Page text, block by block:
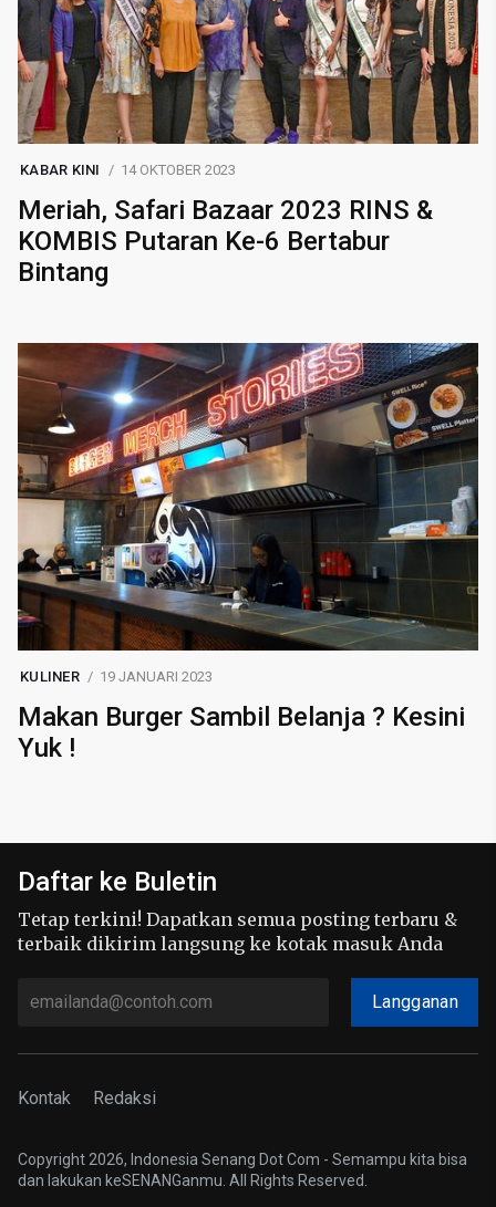
KABAR KINI 14 OKTOBER 2023
Meriah, Safari Bazaar 2023 RINS &
KOMBIS Putaran Ke-6 Bertabur
Bintang
KULINER 19 JANUARI 2023
Makan Burger Sambil Belanja ? Kesini
Yuk !
Daftar ke Buletin
Tetap terkini! Dapatkan semua posting terbaru &
terbaik dikirim langsung ke kotak masuk Anda
Langganan
Kontak Redaksi
Copyright 2026, Indonesia Senang Dot Com - Semampu kita bisa
dan lakukan keSENANGanmu. All Rights Reserved.